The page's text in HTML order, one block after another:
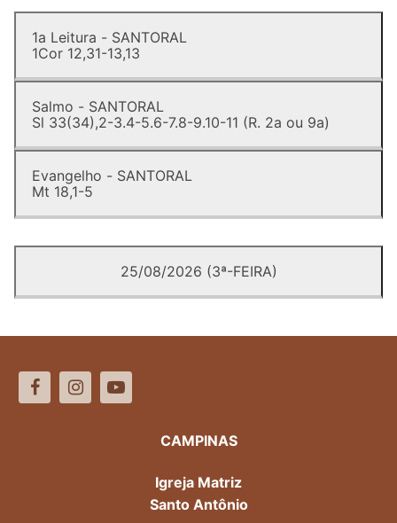
1a Leitura - SANTORAL
1Cor 12,31-13,13
Salmo - SANTORAL
Sl 33(34),2-3.4-5.6-7.8-9.10-11 (R. 2a ou 9a)
Evangelho - SANTORAL
Mt 18,1-5
25/08/2026 (3ª-FEIRA)
CAMPINAS
Igreja Matriz
Santo Antônio